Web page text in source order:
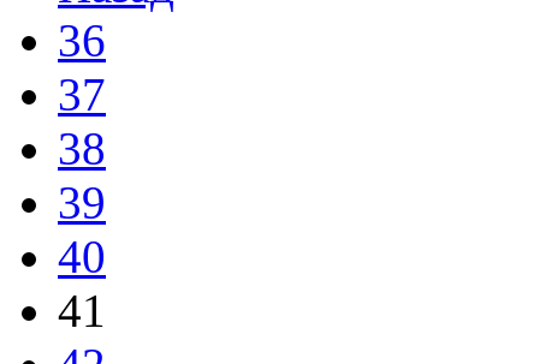
36
37
38
39
40
41